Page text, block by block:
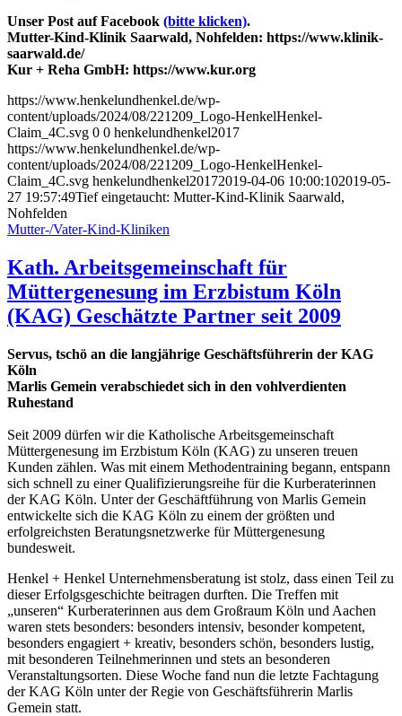
Unser Post auf Facebook (bitte klicken).
Mutter-Kind-Klinik Saarwald, Nohfelden: https://www.klinik-
saarwald.de/
Kur + Reha GmbH: https://www.kur.org
https://www.henkelundhenkel.de/wp-
content/uploads/2024/08/221209_Logo-HenkelHenkel-
Claim_4C.svg 0 0 henkelundhenkel2017
https://www.henkelundhenkel.de/wp-
content/uploads/2024/08/221209_Logo-HenkelHenkel-
Claim_4C.svg henkelundhenkel20172019-04-06 10:00:102019-05-
27 19:57:49Tief eingetaucht: Mutter-Kind-Klinik Saarwald,
Nohfelden
Mutter-/Vater-Kind-Kliniken
Kath. Arbeitsgemeinschaft für
Müttergenesung im Erzbistum Köln
(KAG) Geschätzte Partner seit 2009
Servus, tschö an die langjährige Geschäftsführerin der KAG
Köln
Marlis Gemein verabschiedet sich in den vohlverdienten
Ruhestand
Seit 2009 dürfen wir die Katholische Arbeitsgemeinschaft
Müttergenesung im Erzbistum Köln (KAG) zu unseren treuen
Kunden zählen. Was mit einem Methodentraining begann, entspann
sich schnell zu einer Qualifizierungsreihe für die Kurberaterinnen
der KAG Köln. Unter der Geschäftführung von Marlis Gemein
entwickelte sich die KAG Köln zu einem der größten und
erfolgreichsten Beratungsnetzwerke für Müttergenesung
bundesweit.
Henkel + Henkel Unternehmensberatung ist stolz, dass einen Teil zu
dieser Erfolgsgeschichte beitragen durften. Die Treffen mit
„unseren“ Kurberaterinnen aus dem Großraum Köln und Aachen
waren stets besonders: besonders intensiv, besonder kompetent,
besonders engagiert + kreativ, besonders schön, besonders lustig,
mit besonderen Teilnehmerinnen und stets an besonderen
Veranstaltungsorten. Diese Woche fand nun die letzte Fachtagung
der KAG Köln unter der Regie von Geschäftsführerin Marlis
Gemein statt.